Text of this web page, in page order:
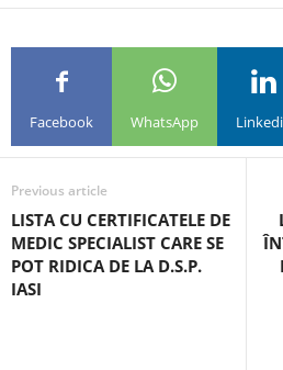
Facebook WhatsApp
Previous article
LISTA CU CERTIFICATELE DE
MEDIC SPECIALIST CARE SE
POT RIDICA DE LA D.S.P.
IASI